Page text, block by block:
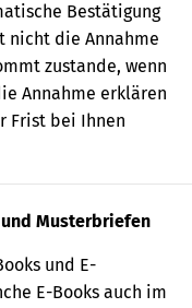
Bestätigung
nicht die Annahme
zustande, wenn
Annahme erklären
Frist bei Ihnen
und Musterbriefen
und E-
E-Books auch im